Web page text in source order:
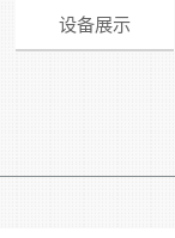
设备展示